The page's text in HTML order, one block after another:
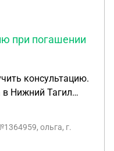
при погашении
консультацию.
в Нижний Тагил
месяц платить
ольга, г.